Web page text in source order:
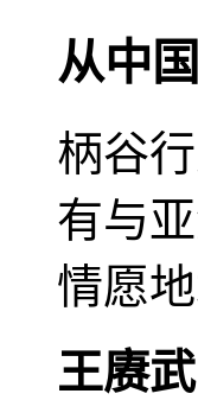
从中
柄谷
有与
情愿
王赓武